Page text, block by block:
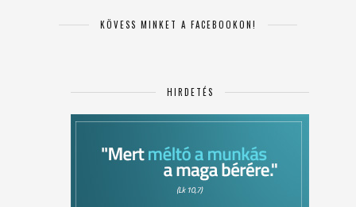
KÖVESS MINKET A FACEBOOKON!
HIRDETÉS